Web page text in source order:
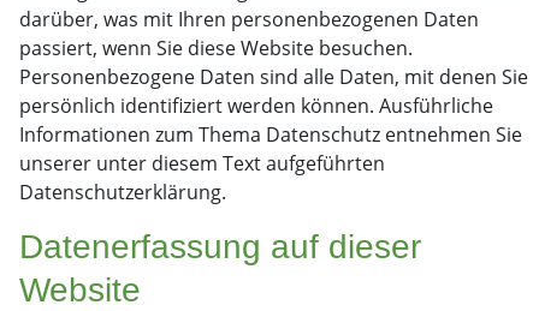
darüber, was mit Ihren personenbezogenen Daten
passiert, wenn Sie diese Website besuchen.
Personenbezogene Daten sind alle Daten, mit denen Sie
persönlich identifiziert werden können. Ausführliche
Informationen zum Thema Datenschutz entnehmen Sie
unserer unter diesem Text aufgeführten
Datenschutzerklärung.
Datenerfassung auf dieser
Website